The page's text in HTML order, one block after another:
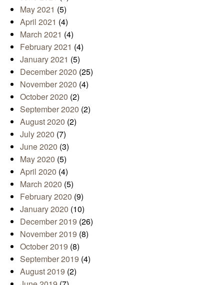
May 2021 (5)
April 2021 (4)
March 2021 (4)
February 2021 (4)
January 2021 (5)
December 2020 (25)
November 2020 (4)
October 2020 (2)
September 2020 (2)
August 2020 (2)
July 2020 (7)
June 2020 (3)
May 2020 (5)
April 2020 (4)
March 2020 (5)
February 2020 (9)
January 2020 (10)
December 2019 (26)
November 2019 (8)
October 2019 (8)
September 2019 (4)
August 2019 (2)